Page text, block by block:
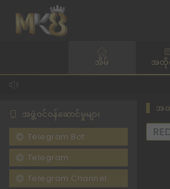
အိမ် အထိုင်
အဖွဲ့ဝင်ဝန်ဆောင်မှုများ
Telegram Bot
Telegram
Telegram Channel
အထို